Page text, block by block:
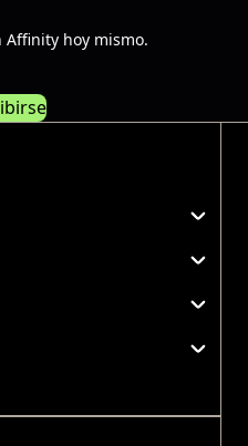
Affinity hoy mismo.